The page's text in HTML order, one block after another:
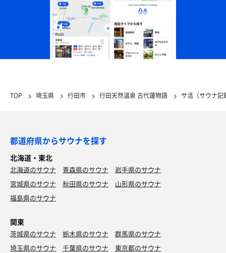
TOP 埼玉県 行田市 行田天然温泉 古代蓮物語 サ活（サウナ記
都道府県からサウナを探す
北海道・東北
北海道のサウナ 青森県のサウナ
岩手県のサウナ
宮城県のサウナ
秋田県のサウナ
山形県のサウナ
福島県のサウナ
関東
茨城県のサウナ 栃木県のサウナ
群馬県のサウナ
埼玉県のサウナ
千葉県のサウナ
東京都のサウナ